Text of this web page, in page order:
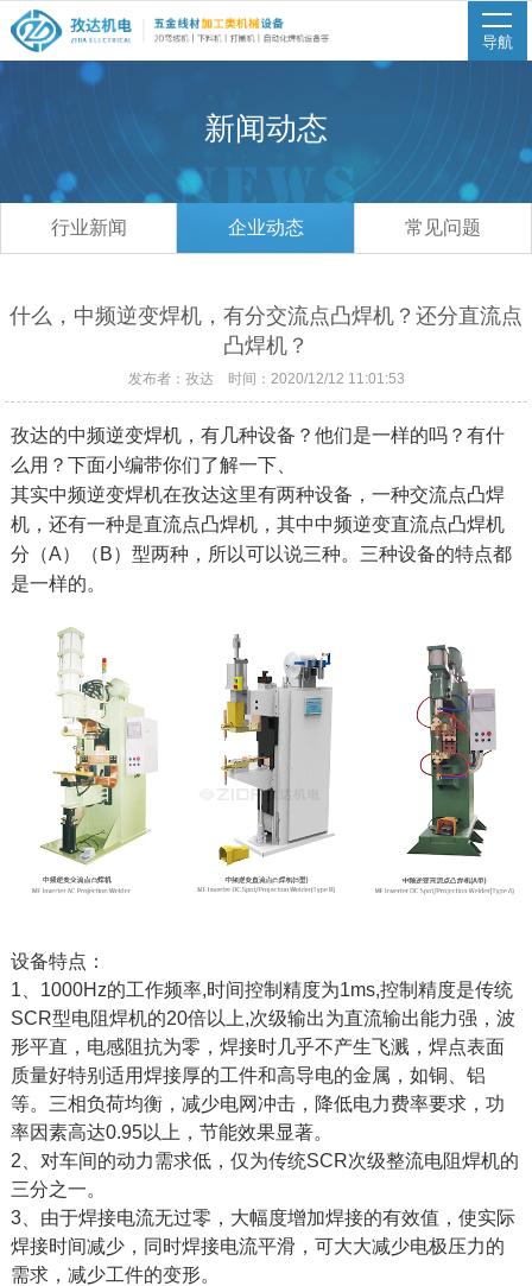
导航
新闻动态
行业新闻 企业动态 常见问题
什么，中频逆变焊机，有分交流点凸焊机？还分直流点
凸焊机？
发布者：孜达 时间：2020/12/12 11:01:53
孜达的中频逆变焊机，有几种设备？他们是一样的吗？ 有什
么用？下面小编带你们了解一下、
其实中频逆变焊机在孜达这里有两种设备 ， 一种交流点凸焊
机，还有一种是直流点凸焊机，其中中频逆变直流点凸焊机
分（A）（B） 型两种，所以可以说三种。三种设备的特点都
是一样的。
设备特点：
1、 1000Hz的工作频率,时间控制精度为1ms,控制精度是传统
SCR型电阻焊机的20倍以上,次级输出为直流输出能力强，波
形平直，电感阻抗为零，焊接时几乎不产生飞溅，焊点表面
质量好特别适用焊接厚的工件和高导电的金属，如铜、铝
等。三相负荷均衡，减少电网冲击，降低电力费率要求，功
率因素高达0.95以上，节能效果显著。
2、对车间的动力需求低，仅为传统SCR次级整流电阻焊机的
三分之一。
3、 由于焊接电流无过零，大幅度增加焊接的有效值，使实际
焊接时间减少，同时焊接电流平滑，可大大减少电极压力的
需求，减少工件的变形。